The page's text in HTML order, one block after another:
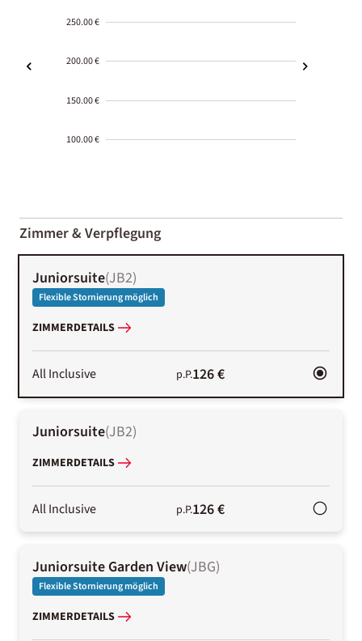
250.00 €
200.00 €
150.00 €
100.00 €
01-02
Zimmer & Verpflegung
Juniorsuite(JB2)
Flexible Stornierung möglich
ZIMMERDETAILS
All Inclusive p.P.126 €
Juniorsuite(JB2)
ZIMMERDETAILS
All Inclusive p.P.126 €
Juniorsuite Garden View(JBG)
Flexible Stornierung möglich
ZIMMERDETAILS